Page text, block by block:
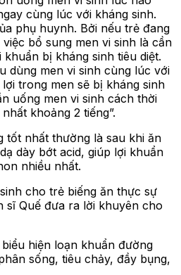
cùng lúc với kháng sinh.
phụ huynh. Bởi nếu trẻ đang
bổ sung men vi sinh là cần
bị kháng sinh tiêu diệt.
dùng men vi sinh cùng lúc với
trong men sẽ bị kháng sinh
uống men vi sinh cách thời
khoảng 2 tiếng”.
tốt nhất thường là sau khi ăn
dày bớt acid, giúp lợi khuẩn
nhiều nhất.
cho trẻ biếng ăn thực sự
sĩ Quế đưa ra lời khuyên cho
hiện loạn khuẩn đường
sống, tiêu chảy, đầy bụng,